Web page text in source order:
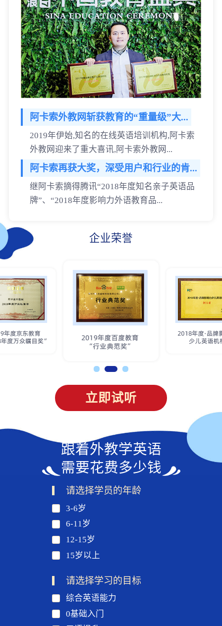
阿卡索外教网斩获教育的“重量级”大...
2019年伊始,知名的在线英语培训机构,阿卡索
外教网迎来了重大喜讯,阿卡索外教网...
阿卡索再获大奖，深受用户和行业的肯...
继阿卡索摘得腾讯“2018年度知名亲子英语品
牌”、“2018年度影响力外语教育品...
企业荣誉
立即试听
跟着外教学英语
需要花费多少钱
请选择学员的年龄
3-6岁
6-11岁
12-15岁
15岁以上
请选择学习的目标
综合英语能力
0基础入门